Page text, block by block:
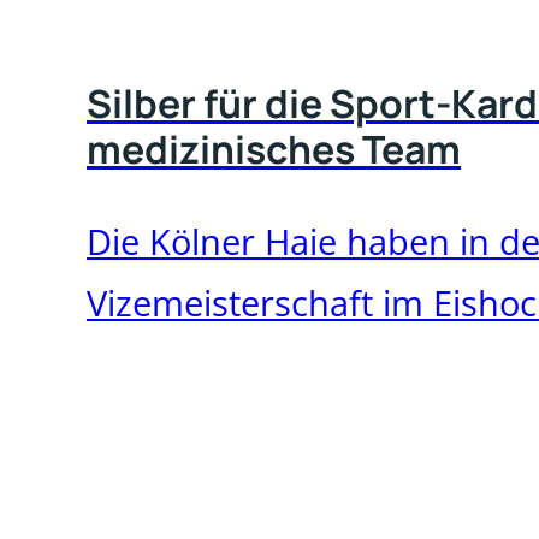
Silber für die Sport-
medizinisches Team
Die Kölner Haie haben in
Vizemeisterschaft im